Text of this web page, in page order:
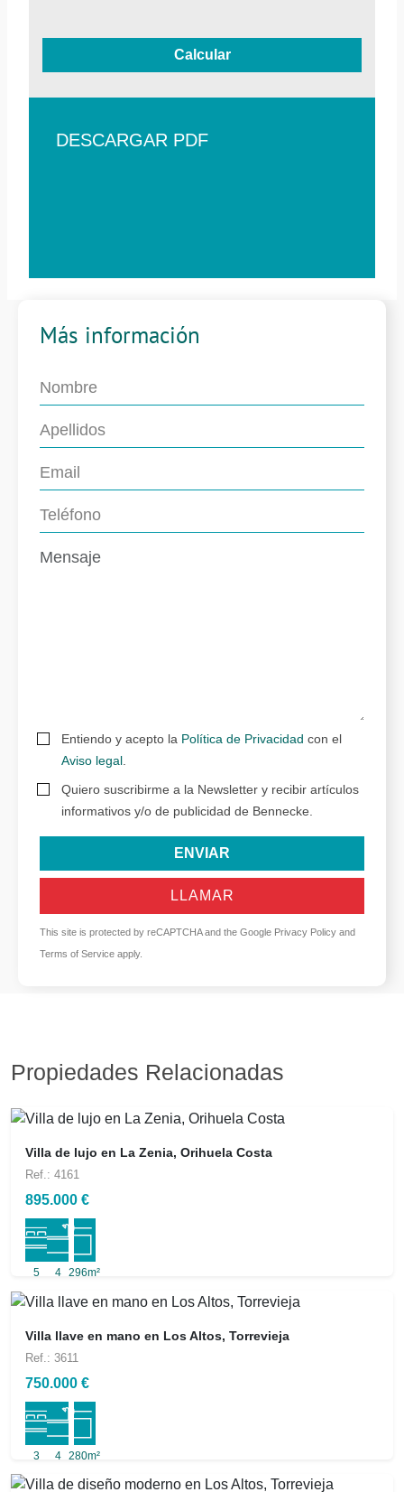
Calcular
DESCARGAR PDF
Más información
Entiendo y acepto la Política de Privacidad con el
Aviso legal
Quiero suscribirme a la Newsletter y recibir artículos
informativos y/o de publicidad de Bennecke.
ENVIAR
LLAMAR
This site is protected by reCAPTCHA and the Google Privacy Policy and
Terms of Service apply.
Propiedades Relacionadas
Villa de lujo en La Zenia, Orihuela Costa
Ref.: 4161
895.000 €
5 4 296m²
Villa llave en mano en Los Altos, Torrevieja
Ref.: 3611
750.000 €
3 4 280m²